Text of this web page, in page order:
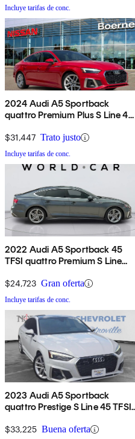
Incluye tarifas de conc.
2024 Audi A5 Sportback
quattro Premium Plus S Line 45
$31,447 Trato justo
Incluye tarifas de conc.
2022 Audi A5 Sportback 45
TFSI quattro Premium S Line
$24,723 Gran oferta
Incluye tarifas de conc.
2023 Audi A5 Sportback
quattro Prestige S Line 45 TFSI
$33,225 Buena oferta